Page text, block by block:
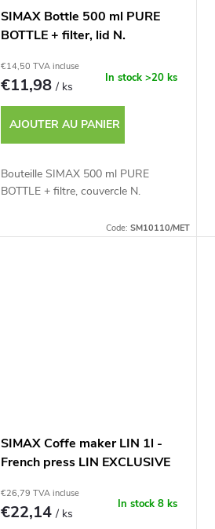
SIMAX Bottle 500 ml PURE
BOTTLE + filter, lid N.
€14,50 TVA incluse
€11,98/ ks
In stock>20 ks
AJOUTER AU PANIER
Bouteille SIMAX 500 ml PURE
BOTTLE + filtre, couvercle N.
Code:SM10110/MET
SIMAX Coffe maker LIN 1l -
French press LIN EXCLUSIVE
€26,79 TVA incluse
€22,14/ ks
In stock8 ks